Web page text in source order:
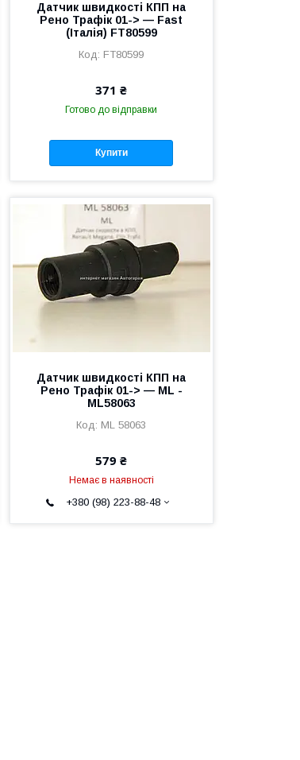
Датчик швидкості КПП на
Рено Трафік 01-> — Fast
(Італія) FT80599
FT80599
371 ₴
Готово до відправки
Купити
Датчик швидкості КПП на
Рено Трафік 01-> — ML -
ML58063
ML 58063
579 ₴
Немає в наявності
+380 (98) 223-88-48